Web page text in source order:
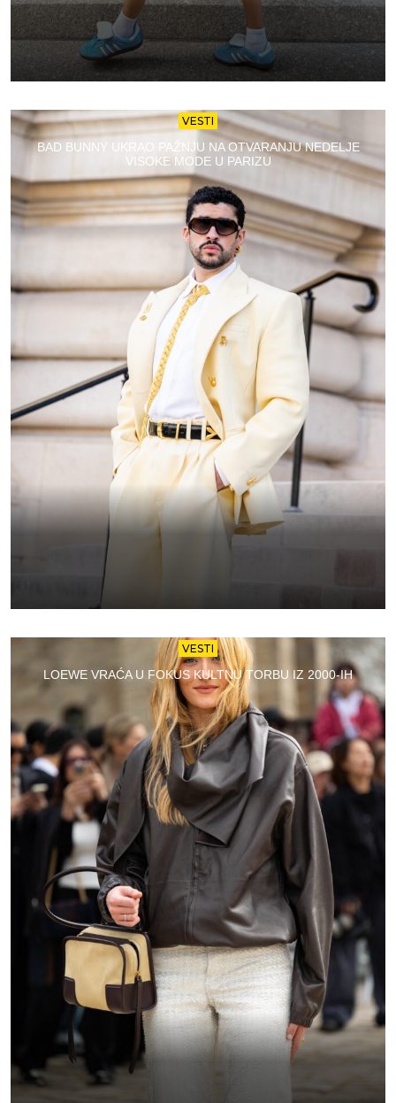
VESTI
BAD BUNNY UKRAO PAŽNJU NA OTVARANJU NEDELJE
VISOKE MODE U PARIZU
VESTI
LOEWE VRAĆA U FOKUS KULTNU TORBU IZ 2000-IH